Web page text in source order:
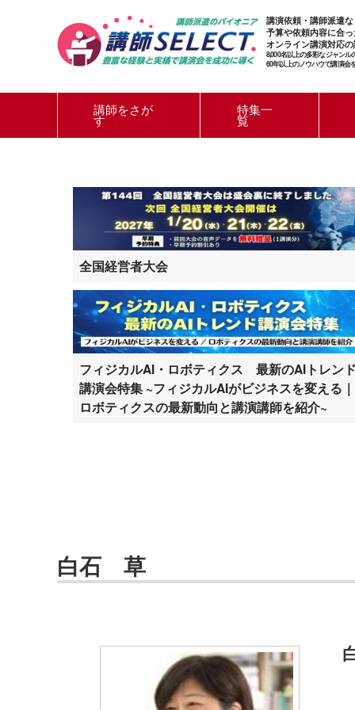
講演依頼・講師派遣
予算や依頼内容に合
オンライン講演対応
8,000名以上の多彩なジャンル
60年以上のノウハウで講演会
講師をさが
す
特集一
覧
全国経営者大会
フィジカルAI・ロボティクス 最新のAIトレン
講演会特集 ~フィジカルAIがビジネスを変える｜
ロボティクスの最新動向と講演講師を紹介~
白石 草